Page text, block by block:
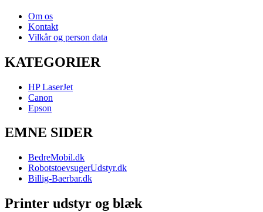
Om os
Kontakt
Vilkår og person data
KATEGORIER
HP LaserJet
Canon
Epson
EMNE SIDER
BedreMobil.dk
RobotstoevsugerUdstyr.dk
Billig-Baerbar.dk
Printer udstyr og blæk